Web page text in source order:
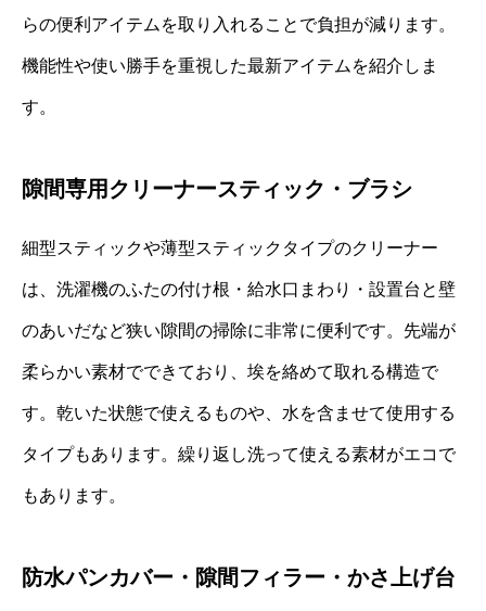
らの便利アイテムを取り入れることで負担が減ります。
機能性や使い勝手を重視した最新アイテムを紹介しま
す。
隙間専用クリーナースティック・ブラシ
細型スティックや薄型スティックタイプのクリーナー
は、洗濯機のふたの付け根・給水口まわり・設置台と壁
のあいだなど狭い隙間の掃除に非常に便利です。先端が
柔らかい素材でできており、埃を絡めて取れる構造で
す。乾いた状態で使えるものや、水を含ませて使用する
タイプもあります。繰り返し洗って使える素材がエコで
もあります。
防水パンカバー・隙間フィラー・かさ上げ台